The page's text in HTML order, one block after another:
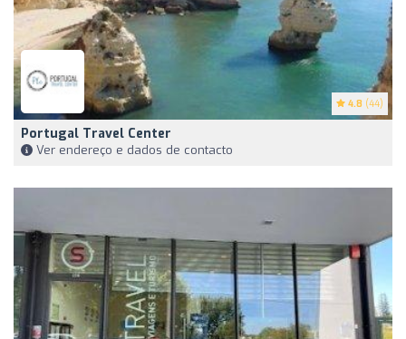
4.8 (44)
Portugal Travel Center
Ver endereço e dados de contacto